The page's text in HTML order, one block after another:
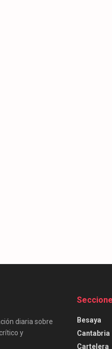
diaria sobre
y
Besaya
Cantabria
Cartelera